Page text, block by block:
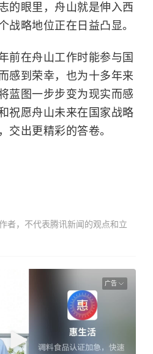
的眼里，舟山就是伸入西
战略地位正在日益凸显。
前在舟山工作时能参与国
感到荣幸，也为十多年来
蓝图一步步变为现实而感
祝愿舟山未来在国家战略
交出更精彩的答卷。
者，不代表腾讯新闻的观点和立
广告